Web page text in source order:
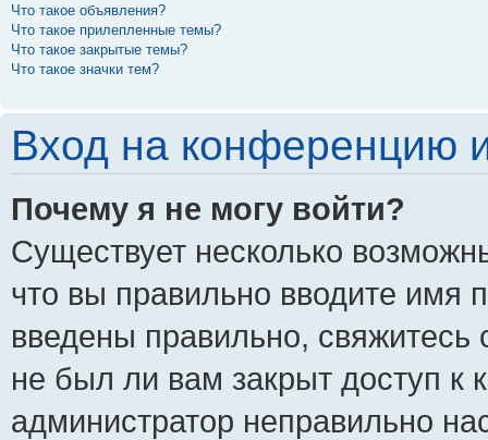
Что такое объявления?
Что такое прилепленные темы?
Что такое закрытые темы?
Что такое значки тем?
Вход на конференцию
Почему я не могу войти?
Существует несколько
что вы правильно вводите имя
введены правильно,
не был ли вам закрыт доступ к
администратор неправильно